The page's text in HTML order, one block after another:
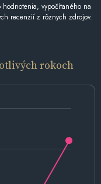
vypočítaného na
recenzií z rôznych zdrojov.
rokoch